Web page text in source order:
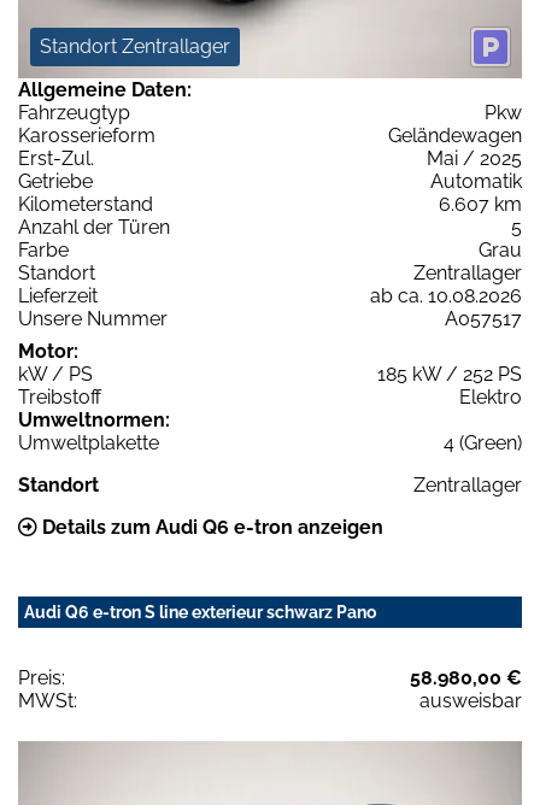
Standort Zentrallager
Allgemeine Daten:
Fahrzeugtyp
Pkw
Karosserieform
Geländewagen
Erst-Zul.
Mai / 2025
Getriebe
Automatik
Kilometerstand
6.607 km
Anzahl der Türen
5
Farbe
Grau
Standort
Zentrallager
Lieferzeit
ab ca. 10.08.2026
Unsere Nummer
A057517
Motor:
kW / PS
185 kW / 252 PS
Treibstoff
Elektro
Umweltnormen:
Umweltplakette
4 (Green)
Standort
Zentrallager
Details zum Audi Q6 e-tron anzeigen
Audi Q6 e-tron S line exterieur schwarz Pano
Preis:
58.980,00 €
MWSt:
ausweisbar